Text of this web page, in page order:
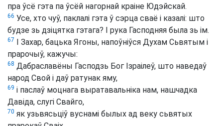
пра ўсё гэта па ўсёй нагорнай краіне Юдэйскай.
66 Усе, хто чуў, паклалі гэта ў сэрца сваё і казалі: што
будзе зь дзіцятка гэтага? І рука Гасподняя была зь ім.
67
І Захар, бацька Ягоны, напоўніўся Духам Сьвятым і
прарочыў, кажучы:
68 Дабраславёны Гасподзь Бог Ізраілеў, што наведаў
народ Свой і даў ратунак яму,
69 і паслаў моцнага выратавальніка нам, нашчадка
Давіда, слугі Свайго,
70 як узьвясьціў вуснамі былых ад веку сьвятых